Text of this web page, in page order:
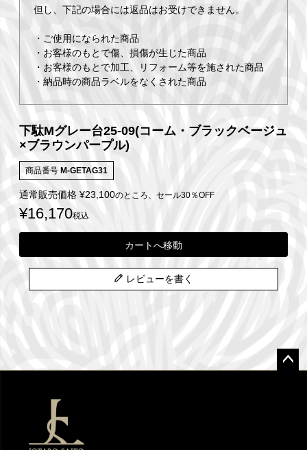
但し、下記の場合には返品はお受けできません。
・ご使用になられた商品
・お客様のもとで傷、損傷が生じた商品
・お客様のもとで加工、リフォーム等を施された商品
・納品時の商品ラベルをなくされた商品
下駄Mグレー台25-09(コーム・ブラックベージュ
×ブラウンパープル)
商品番号 M-GETAG31
通常販売価格 ¥23,100のところ、セール30％OFF
¥16,170税込
カートへ移動
レビューを書く